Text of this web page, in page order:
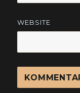
WEBSITE